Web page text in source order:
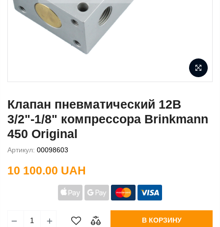
Клапан пневматический 12В
3/2"-1/8" компрессора Brinkmann
450 Original
Артикул: 00098603
10 100.00 UAH
В КОРЗИНУ